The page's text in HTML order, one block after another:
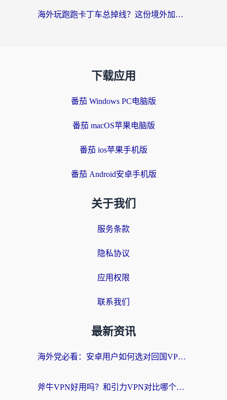
海外玩跑跑卡丁车总掉线？这份境外加速指南帮你零延迟漂移！
下载应用
番茄 Windows PC电脑版
番茄 macOS苹果电脑版
番茄 ios苹果手机版
番茄 Android安卓手机版
关于我们
服务条款
隐私协议
应用权限
联系我们
最新资讯
海外党必看：安卓用户如何选对回国VPN？从踩坑到无缝访问的全攻略
斧牛VPN好用吗？和引力VPN对比哪个回国效果更好？海外党亲测3款加速器+避坑指南